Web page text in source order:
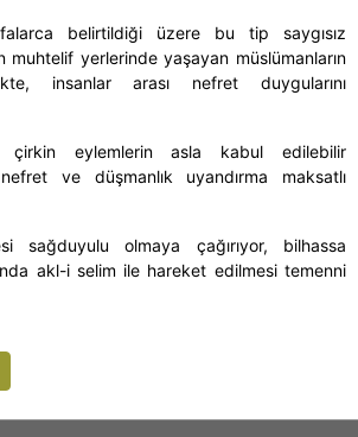
belirtildiği üzere bu tip saygısız
muhtelif yerlerinde yaşayan müslümanların
insanlar arası nefret duygularını
çirkin eylemlerin asla kabul edilebilir
ve düşmanlık uyandırma maksatlı
sağduyulu olmaya çağırıyor, bilhassa
akl-i selim ile hareket edilmesi temenni